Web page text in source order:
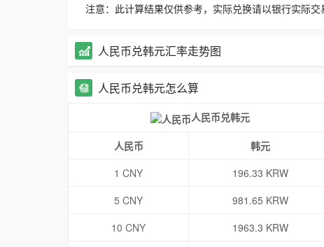
注意：此计算结果仅供参考，实际兑换请以银行实际交
人民币兑韩元汇率走势图
人民币兑韩元怎么算
人民币兑韩元
人民币 韩元
1 CNY
196.33 KRW
5 CNY
981.65 KRW
10 CNY
1963.3 KRW